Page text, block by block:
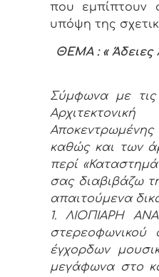
που εμπίπτουν
υπόψη της
ΘΕΜΑ : «
Σύμφωνα με τις
καθώς και των
περί
σας διαβιβάζω
απαιτούμενα
1. ΛΙΟΠΙΑΡΗ
στερεοφωνικού
έγχορδων
μεγάφωνα στο